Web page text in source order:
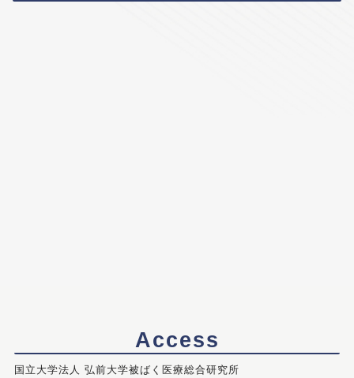
Access
国立大学法人 弘前大学被ばく医療総合研究所